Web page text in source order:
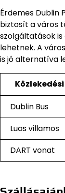
Érdemes Dublin
biztosít a város
szolgáltatások
lehetnek. A
is jó alternatíva
Dublin Bus
Luas villamos
DART vonat